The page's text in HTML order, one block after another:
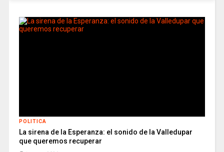
POLITICA
La sirena de la Esperanza: el sonido de la Valledupar
que queremos recuperar